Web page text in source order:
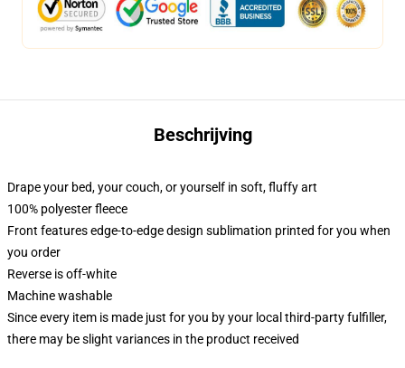
Beschrijving
Drape your bed, your couch, or yourself in soft, fluffy art
100% polyester fleece
Front features edge-to-edge design sublimation printed for you when
you order
Reverse is off-white
Machine washable
Since every item is made just for you by your local third-party fulfiller,
there may be slight variances in the product received